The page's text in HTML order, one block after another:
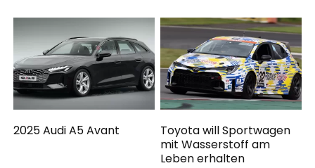
2025 Audi A5 Avant
Toyota will Sportwagen
mit Wasserstoff am
Leben erhalten